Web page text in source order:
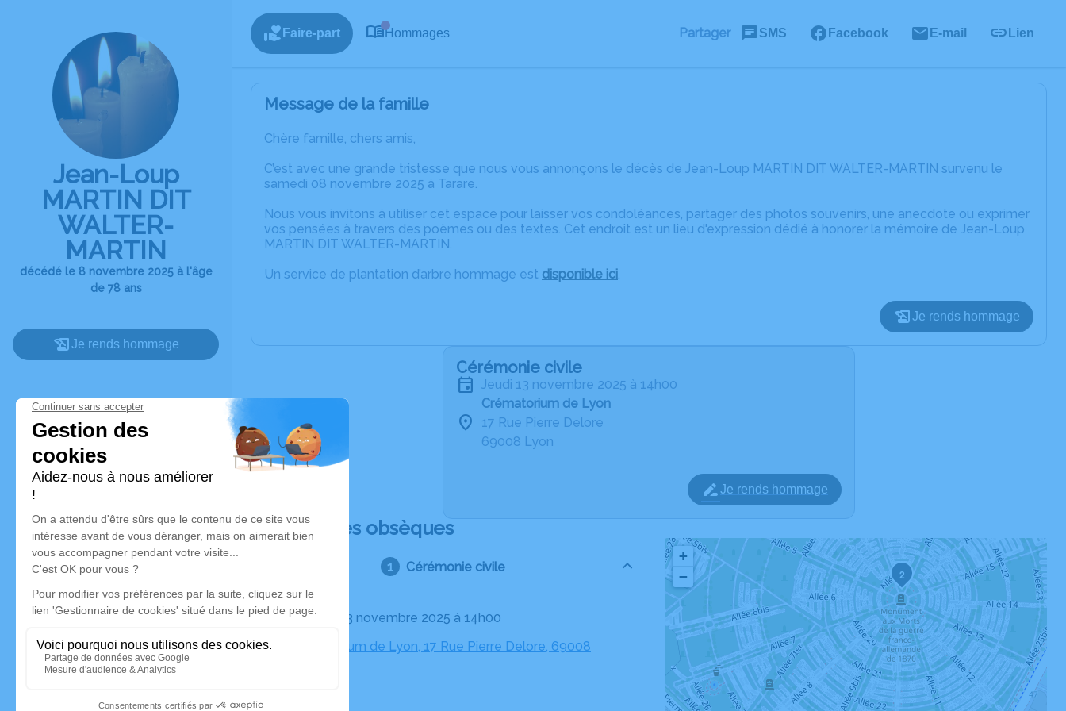
Jean-Loup
MARTIN DIT
WALTER-
MARTIN
décédé le 8 novembre 2025 à l'âge
de 78 ans
Je rends hommage
Faire-part Hommages Partager SMS Facebook E-mail Lien
Message de la famille
Chère famille, chers amis,
C’est avec une grande tristesse que nous vous annonçons le décès de Jean-Loup MARTIN DIT WALTER-MARTIN survenu le
samedi 08 novembre 2025 à Tarare.
Nous vous invitons à utiliser cet espace pour laisser vos condoléances, partager des photos souvenirs, une anecdote ou exprimer
vos pensées à travers des poèmes ou des textes. Cet endroit est un lieu d'expression dédié à honorer la mémoire de Jean-Loup
MARTIN DIT WALTER-MARTIN.
Un service de plantation d’arbre hommage est disponible ici.
Je rends hommage
Cérémonie civile
jeudi 13 novembre 2025 à 14h00
Crématorium de Lyon
17 Rue Pierre Delore
69008 Lyon
Je rends hommage
Déroulé des obsèques
Cérémonie civile
Le jeudi 13 novembre 2025 à 14h00
Crématorium de Lyon, 17 Rue Pierre Delore, 69008
2
+
−